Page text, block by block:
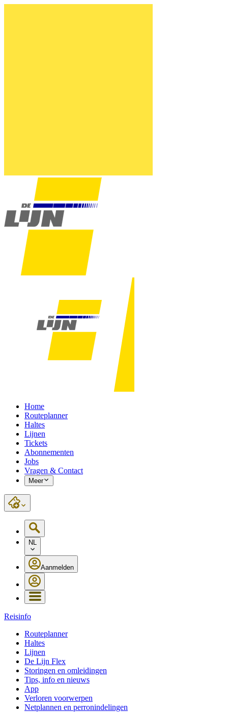
Home
Routeplanner
Haltes
Lijnen
Tickets
Abonnementen
Jobs
Vragen & Contact
Meer
NL
Aanmelden
Reisinfo
Routeplanner
Haltes
Lijnen
De Lijn Flex
Storingen en omleidingen
Tips, info en nieuws
App
Verloren voorwerpen
Netplannen en perronindelingen